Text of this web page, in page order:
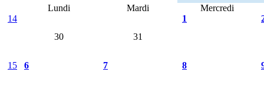
Lundi Mardi
Mercredi
14
30
31
1
15 6 7 8